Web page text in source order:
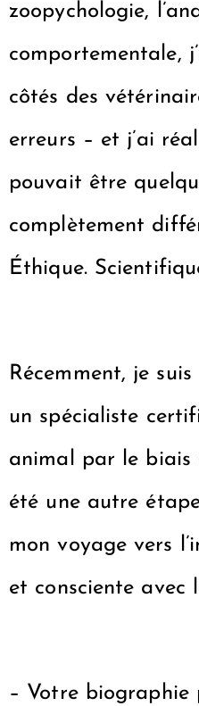
zoopychologie,
comportementale,
côtés des
erreurs – et j’ai
pouvait être
complètement
Éthique.
Récemment, je
un spécialiste
animal par le biais
été une autre
mon voyage vers
et consciente avec
– Votre biographie